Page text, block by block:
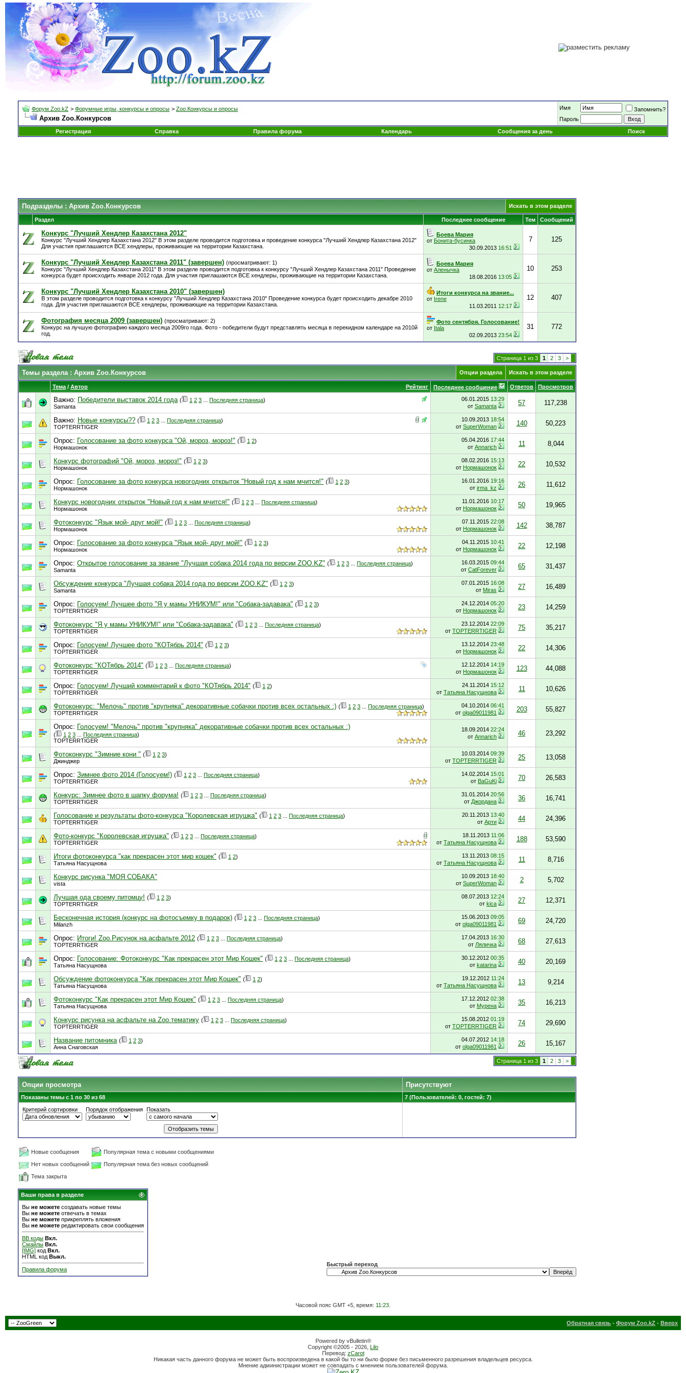
Форум Zoo.kZ > Форумные игры, конкурсы и опросы > Zoo.Конкурсы и опросы
Архив Zoo.Конкурсов
Имя
Запомнить?
Пароль
Регистрация
Справка Правила форума Календарь Сообщения за день Поиск
Подразделы : Архив Zoo.Конкурсов Искать в этом разделе
Раздел Последнее сообщение Тем Сообщений
Конкурс "Лучший Хендлер Казахстана 2012"
Конкурс "Лучший Хендлер Казахстана 2012" В этом разделе проводится подготовка и проведение конкурса "Лучший Хендлер Казахстана 2012"
Для участия приглашаются ВСЕ хендлеры, проживающие на территории Казахстана.
Боева Мария
от Бонита-бусинка
30.09.2013 16:51
7 125
Конкурс "Лучший Хендлер Казахстана 2011" (завершен) (просматривают: 1)
Конкурс "Лучший Хендлер Казахстана 2011" В этом разделе проводится подготовка к конкурсу "Лучший Хендлер Казахстана 2011" Проведение
конкурса будет происходить январе 2012 года. Для участия приглашаются ВСЕ хендлеры, проживающие на территории Казахстана.
Боева Мария
от Аленычка
18.08.2016 13:05
10 253
Конкурс "Лучший Хендлер Казахстана 2010" (завершен)
В этом разделе проводится подготовка к конкурсу "Лучший Хендлер Казахстана 2010" Проведение конкурса будет происходить декабре 2010
года. Для участия приглашаются ВСЕ хендлеры, проживающие на территории Казахстана.
Итоги конкурса на звание...
от Irene
11.03.2011 12:17
12 407
Фотография месяца 2009 (завершен) (просматривают: 2)
Конкурс на лучшую фотографию каждого месяца 2009го года. Фото - победители будут представлять месяца в перекидном календаре на 2010й
год.
Фото сентября. Голосование!
от Itala
02.09.2013 23:54
31 772
Страница 1 из 3 1 2 3 >
Темы раздела: Архив Zoo.Конкурсов Опции раздела Искать в этом разделе
Рейтинг
Тема / Автор Последнее сообщение Ответов Просмотров
Важно: Победители выставок 2014 года ( 1 2 3 Последняя страница)
Samanta
06.01.2015 13:29
от Samanta 57 117,238
Важно: Новые конкурсы?? ( 1 2 3 Последняя страница)
TOPTERRTIGER
10.09.2013 18:54
от SuperWoman 140 50,223
Опрос: Голосование за фото конкурса "Ой, мороз, мороз!" ( 1 2)
Нормашонок
05.04.2016 17:44
от Annarich 11 8,044
Конкурс фотографий "Ой, мороз, мороз!" ( 1 2 3)
Нормашонок
08.02.2016 15:13
от Нормашонок 22 10,532
Опрос: Голосование за фото конкурса новогодних открыток "Новый год к нам мчится!" ( 1 2 3)
Нормашонок
16.01.2016 19:16
от irma_kz 26 11,612
Конкурс новогодних открыток "Новый год к нам мчится!" ( 1 2 3 Последняя страница)
Нормашонок
11.01.2016 10:17
от Нормашонок 50 19,965
Фотоконкурс "Язык мой- друг мой!" ( 1 2 3 Последняя страница)
Нормашонок
07.11.2015 22:08
от Нормашонок 142 38,787
Опрос: Голосование за фото конкурса "Язык мой- друг мой!" ( 1 2 3)
Нормашонок
04.11.2015 10:41
от Нормашонок 22 12,198
Опрос: Открытое голосование за звание "Лучшая собака 2014 года по версии ZOO.KZ" ( 1 2 3 Последняя страница)
Samanta
16.03.2015 09:44
от CatForever 65 31,437
Обсуждение конкурса "Лучшая собака 2014 года по версии ZOO.KZ" ( 1 2 3)
Samanta
07.01.2015 16:08
от Miras 27 16,489
Опрос: Голосуем! Лучшее фото "Я у мамы УНИКУМ!" или "Собака-задавака" ( 1 2 3)
TOPTERRTIGER
24.12.2014 05:20
от Нормашонок 23 14,259
Фотоконкурс "Я у мамы УНИКУМ!" или "Собака-задавака" ( 1 2 3 Последняя страница)
TOPTERRTIGER
23.12.2014 22:09
от TOPTERRTIGER 75 35,217
Опрос: Голосуем! Лучшее фото "КОТябрь 2014" ( 1 2 3)
TOPTERRTIGER
13.12.2014 23:48
от Нормашонок 22 14,306
Фотоконкурс "КОТябрь 2014" ( 1 2 3 Последняя страница)
TOPTERRTIGER
12.12.2014 14:19
от Нормашонок 123 44,088
Опрос: Голосуем! Лучший комментарий к фото "КОТябрь 2014" ( 1 2)
TOPTERRTIGER
24.11.2014 15:12
от Татьяна Насущнова 11 10,626
Фотоконкурс: "Мелочь" против "крупняка" декоративные собачки против всех остальных :) ( 1 2 3 Последняя страница)
TOPTERRTIGER
04.10.2014 06:41
от olga09011981 203 55,827
Опрос: Голосуем! "Мелочь" против "крупняка" декоративные собачки против всех остальных :)
( 1 2 3 Последняя страница)
TOPTERRTIGER
18.09.2014 22:24
от Annarich 46 23,292
Фотоконкурс "Зимние кони " ( 1 2 3)
Джинджер
10.03.2014 09:39
от TOPTERRTIGER 25 13,058
Опрос: Зимнее фото 2014 (Голосуем!) ( 1 2 3 Последняя страница)
TOPTERRTIGER
14.02.2014 15:01
от BaGuKi 70 26,583
Конкурс: Зимнее фото в шапку форума! ( 1 2 3 Последняя страница)
TOPTERRTIGER
31.01.2014 20:56
от Джордана 36 16,741
Голосование и результаты фото-конкурса "Королевская игрушка" ( 1 2 3 Последняя страница)
TOPTERRTIGER
20.11.2013 13:40
от Арти 44 24,396
Фото-конкурс "Королевская игрушка" ( 1 2 3 Последняя страница)
TOPTERRTIGER
18.11.2013 11:06
от Татьяна Насущнова 188 53,590
Итоги фотоконкурса "как прекрасен этот мир кошек" ( 1 2)
Татьяна Насущнова
13.11.2013 08:15
от Татьяна Насущнова 11 8,716
Конкурс рисунка "МОЯ СОБАКА"
vista
10.09.2013 18:40
от SuperWoman 2 5,702
Лучшая ода своему питомцу! ( 1 2 3)
TOPTERRTIGER
08.07.2013 12:24
от kica 27 12,371
Бесконечная история (конкурс на фотосъемку в подарок) ( 1 2 3 Последняя страница)
Milanzh
15.06.2013 09:05
от olga09011981 69 24,720
Опрос: Итоги! Zoo.Рисунок на асфальте 2012 ( 1 2 3 Последняя страница)
TOPTERRTIGER
17.04.2013 16:30
от Ляличка 68 27,613
Опрос: Голосование: Фотоконкурс "Как прекрасен этот Мир Кошек" ( 1 2 3 Последняя страница)
Татьяна Насущнова
30.12.2012 00:35
от katarina 40 20,169
Обсуждение фотоконкурса "Как прекрасен этот Мир Кошек" ( 1 2)
Татьяна Насущнова
19.12.2012 11:24
от Татьяна Насущнова 13 9,214
Фотоконкурс "Как прекрасен этот Мир Кошек" ( 1 2 3 Последняя страница)
Татьяна Насущнова
17.12.2012 02:38
от Мурена 35 16,213
Конкурс рисунка на асфальте на Zoo.тематику ( 1 2 3 Последняя страница)
TOPTERRTIGER
15.08.2012 01:19
от TOPTERRTIGER 74 29,690
Название питомника ( 1 2 3)
Анна Снаговская
04.07.2012 14:18
от olga09011981 26 15,167
Страница 1 из 3 1 2 3 >
Опции просмотра Присутствуют
Показаны темы с 1 по 30 из 68
7 (Пользователей: 0, гостей: 7)
Критерий сортировки
Порядок отображения Показать
Новые сообщения
Популярная тема с новыми сообщениями
Нет новых сообщений
Популярная тема без новых сообщений
Тема закрыта
Ваши права в разделе
Вы не можете создавать новые темы
Вы не можете отвечать в темах
Вы не можете прикреплять вложения
Вы не можете редактировать свои сообщения
BB коды Вкл.
Смайлы Вкл.
[IMG] код Вкл.
HTML код Выкл.
Правила форума
Быстрый переход
Часовой пояс GMT +5, время: 11:23
Обратная связь - Форум Zoo.kZ - Вверх
Powered by vBulletin®
Copyright ©2005 - 2026, Lilo
Перевод: zCarot
Никакая часть данного форума не может быть воспроизведена в какой бы то ни было форме без письменного разрешения владельцев ресурса.
Мнение администрации может не совпадать с мнением пользователей форума.